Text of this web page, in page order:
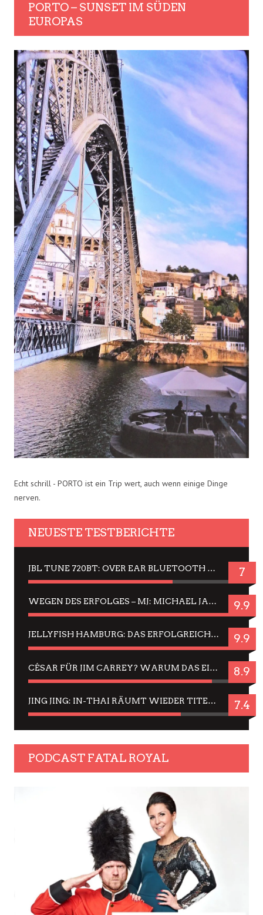
PORTO – SUNSET IM SÜDEN
EUROPAS
Echt schrill - PORTO ist ein Trip wert, auch wenn einige Dinge
nerven.
NEUESTE TESTBERICHTE
JBL TUNE 720BT: OVER EAR BLUETOOTH KOPFHÖRER UM DIE 50,-€ IM DAUER-TEST 7
WEGEN DES ERFOLGES – MJ: MICHAEL JACKSON MUSICAL IN EINER MATINEE SEHEN 9.9
JELLYFISH HAMBURG: DAS ERFOLGREICHE SOMMER-MENÜ 2025 IN GEFÜHLEN UND BILDERN 9.9
CÉSAR FÜR JIM CARREY? WARUM DAS EINER DER NERVIGSTEN ACTORS IST UND BLEIBT 8.9
JING JING: IN-THAI RÄUMT WIEDER TITEL AB – EIN ZWEI-STUNDEN-ERLEBNISBERICHT 7.4
PODCAST FATAL ROYAL